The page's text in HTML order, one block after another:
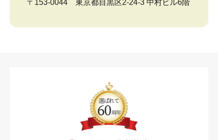
〒153-0044 東京都目黒区2-24-3 中村ビル6階